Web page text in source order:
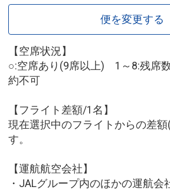
便を変更する
【空席状況】
○:空席あり(9席以上) 1～8:残席
約不可
【フライト差額/1名】
現在選択中のフライトからの差
す。
【運航航空会社】
・JALグループ内のほかの運航会